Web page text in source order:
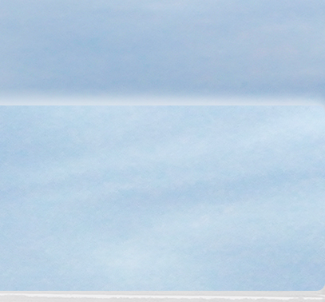
1 בפברואר 2026 ⟐מערכת הפלמינגו